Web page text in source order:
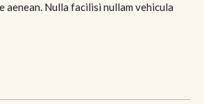
aenean. Nulla facilisi nullam vehicula